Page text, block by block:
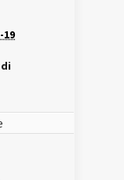
19